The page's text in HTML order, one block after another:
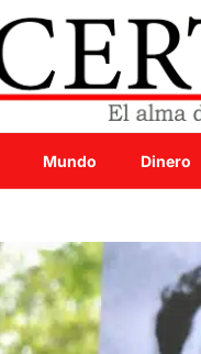
Mundo Dinero